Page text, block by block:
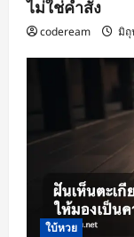
ไม่ใช่คำสั่ง
codeream มิถุ
ใบ้หวย